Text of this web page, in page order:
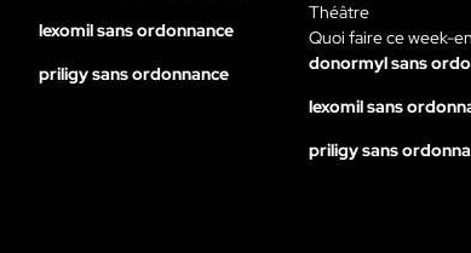
lexomil sans ordonnance
priligy sans ordonnance
Théâtre
Quoi faire ce week-
donormyl sans
lexomil sans
priligy sans